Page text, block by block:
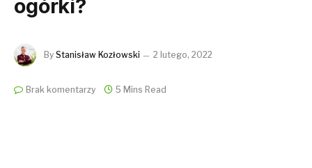
ogórki?
By Stanisław Kozłowski 2 lutego, 2022
Brak komentarzy 5 Mins Read